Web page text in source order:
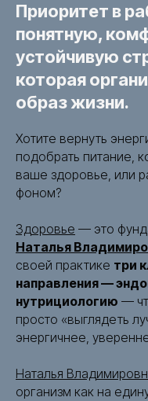
Приоритет в
понятную,
устойчивую
которая
образ жизни.
Хотите вернуть
подобрать питание,
ваше здоровье, или
фоном?
Здоровье — это
Наталья
своей практике три
направления —
нутрициологию —
просто «выглядеть
энергичнее,
Наталья
организм как на